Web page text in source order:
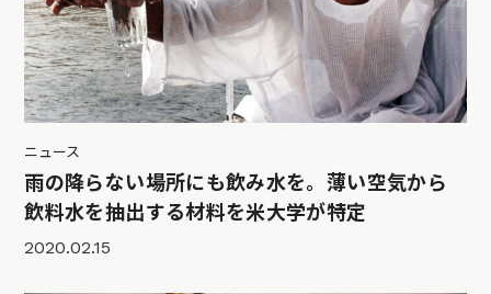
ニュース
雨の降らない場所にも飲み水を。薄い空気から
飲料水を抽出する材料を米大学が特定
2020.02.15